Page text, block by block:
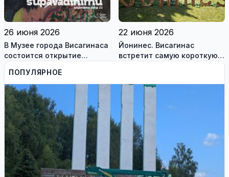
26 июня 2026
В Музее города Висагинаса
состоится открытие
персональной выставки
художника Андрюса
Бурсоваса «su pavadinimu»
22 июня 2026
Йонинес. Висагинас
встретит самую короткую
ПОПУЛЯРНОЕ